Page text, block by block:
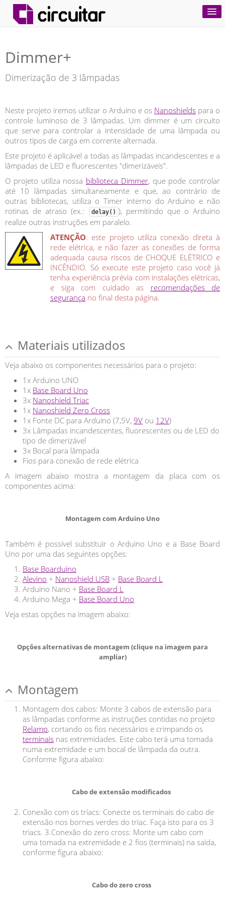
Nanoshields
Comprar
Dimmer+
Dimerização de 3 lâmpadas
Neste projeto iremos utilizar o Arduino e os Nanoshields para o
controle luminoso de 3 lâmpadas. Um dimmer é um circuito
que serve para controlar a intensidade de uma lâmpada ou
outros tipos de carga em corrente alternada.
Este projeto é aplicável a todas as lâmpadas incandescentes e a
lâmpadas de LED e fluorescentes "dimerizáveis".
O projeto utiliza nossa biblioteca Dimmer, que pode controlar
até 10 lâmpadas simultaneamente e que, ao contrário de
outras bibliotecas, utiliza o Timer interno do Arduino e não
rotinas de atraso (ex.:
delay() ), permitindo que o Arduino
realize outras instruções em paralelo.
ATENÇÃO: este projeto utiliza conexão direta à
rede elétrica, e não fazer as conexões de forma
adequada causa riscos de CHOQUE ELÉTRICO e
INCÊNDIO. Só execute este projeto caso você já
tenha experiência prévia com instalações elétricas,
e siga com cuidado as recomendações de
segurança no final desta página.
Materiais utilizados
Veja abaixo os componentes necessários para o projeto:
1x Arduino UNO
1x Base Board Uno
3x Nanoshield Triac
1x Nanoshield Zero Cross
1x Fonte DC para Arduino (7,5V, 9V ou 12V)
3x Lâmpadas incandescentes, fluorescentes ou de LED do
tipo de dimerizável
3x Bocal para lâmpada
Fios para conexão de rede elétrica
A imagem abaixo mostra a montagem da placa com os
componentes acima:
Montagem com Arduino Uno
Também é possível substituir o Arduino Uno e a Base Board
Uno por uma das seguintes opções:
Base Boarduino
Alevino + Nanoshield USB + Base Board L
Arduino Nano + Base Board L
Arduino Mega + Base Board Uno
Veja estas opções na imagem abaixo:
Opções alternativas de montagem (clique na imagem para
ampliar)
Montagem
Montagem dos cabos: Monte 3 cabos de extensão para
as lâmpadas conforme as instruções contidas no projeto
Relamp, cortando os fios necessários e crimpando os
terminais nas extremidades. Este cabo terá uma tomada
numa extremidade e um bocal de lâmpada da outra.
Conforme figura abaixo:
Cabo de extensão modificados
Conexão com os triacs: Conecte os terminais do cabo de
extensão nos bornes verdes do triac. Faça isto para os 3
triacs. 3.Conexão do zero cross: Monte um cabo com
uma tomada na extremidade e 2 fios (terminais) na saída,
conforme figura abaixo:
Cabo do zero cross